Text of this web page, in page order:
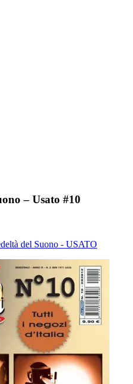
– Usato #10
del Suono - USATO